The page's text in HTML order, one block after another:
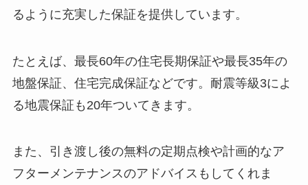
るように充実した保証を提供しています。
たとえば、最長60年の住宅長期保証や最長35年の
地盤保証、住宅完成保証などです。耐震等級3によ
る地震保証も20年ついてきます。
また、引き渡し後の無料の定期点検や計画的なア
フターメンテナンスのアドバイスもしてくれま